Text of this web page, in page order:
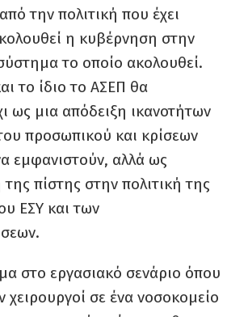
την πολιτική που έχει
η κυβέρνηση στην
το οποίο ακολουθεί.
το ίδιο το ΑΣΕΠ θα
ως μια απόδειξη ικανοτήτων
προσωπικού και κρίσεων
εμφανιστούν, αλλά ως
πίστης στην πολιτική της
ΕΣΥ και των
στο εργασιακό σενάριο όπου
χειρουργοί σε ένα νοσοκομείο